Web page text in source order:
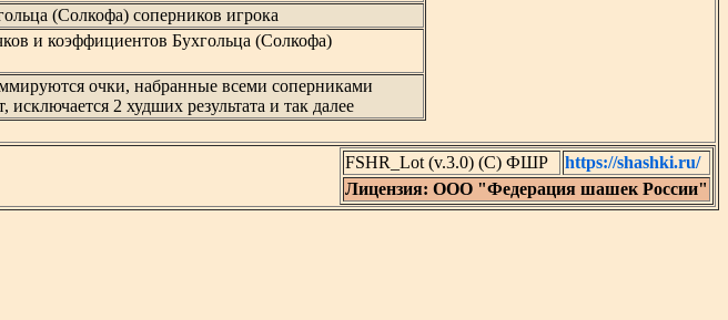
(Солкофа) соперников игрока
и коэффициентов Бухгольца (Солкофа)
очки, набранные всеми соперниками
2 худших результата и так далее
FSHR_Lot (v.3.0) (C) ФШР
https://shashki.ru/
Лицензия: ООО "Федерация шашек России"